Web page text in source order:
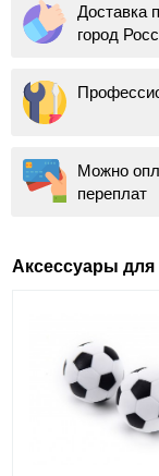
Доставка
город
Можно
переплат
Аксессуары